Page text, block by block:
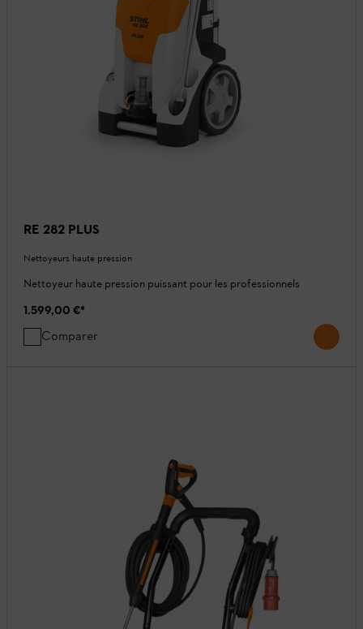
RE 282 PLUS
Nettoyeurs haute pression
Nettoyeur haute pression puissant pour les professionnels
1.599,00 €*
Comparer